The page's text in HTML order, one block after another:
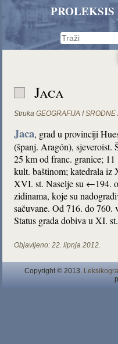
Jaca
Struka GEOGRAFIJA I
Jaca, grad u provinciji
(španj. Aragón), sjeveroist.
25 km od franc. granice; 11
kult. baštinom; katedrala iz
XVI. st. Naselje su ←194.
zidinama, koje su
sačuvane. Od 716. do
Status grada dobiva u XI.
Objavljeno: 22. lipnja 2012.
Copyright © 2013.